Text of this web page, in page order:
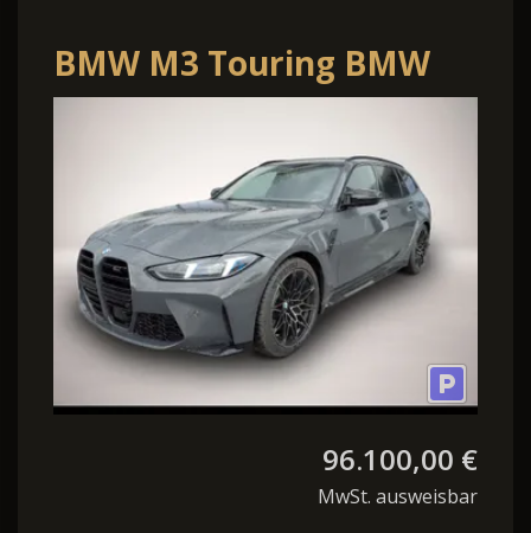
BMW M3 Touring BMW
Competition 390 kW (530
96.100,00 €
MwSt. ausweisbar